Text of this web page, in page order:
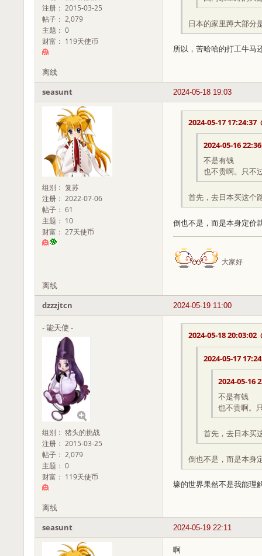
注册： 2015-03-25
帖子： 2,079
主题： 0
财富： 119天使币
日本的家里蹲大部分
所以，苦哈哈的打工牛马
离线
2024-05-18 19:03
seasunt
组别： 复苏
注册： 2022-07-06
帖子： 61
主题： 10
财富： 27天使币
2024-05-17 17:24:37
2024-05-16
不是有钱
也不贵啊。只不
首先，去日本买这
倒也不是，而是本身定价
大家好
离线
2024-05-19 11:00
dzzzjtcn
- 能天使 -
组别： 猪头的挑战
注册： 2015-03-25
帖子： 2,079
主题： 0
财富： 119天使币
2024-05-18 20:03:02
2024-05-17
2024-05-16
不是有钱
也不贵啊。
首先，去日本
倒也不是，而是本身
壕的世界果然不是我能理
离线
2024-05-19 22:11
seasunt
啊